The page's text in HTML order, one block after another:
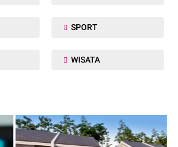
SPORT
WISATA